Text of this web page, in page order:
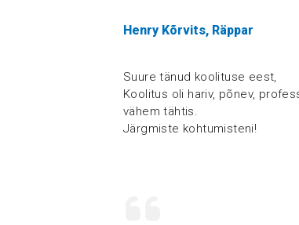
Henry Kõrvits, Räppar
Suure tänud koolituse eest,
Koolitus oli hariv, põnev,
vähem tähtis.
Järgmiste kohtumisteni!